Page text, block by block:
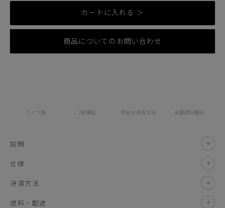
カートに入れる ＞
商品についてのお問い合わせ
スイス製 2年保証 安全な決済方法 全国送料無料
説明
仕様
決済方法
送料・配送